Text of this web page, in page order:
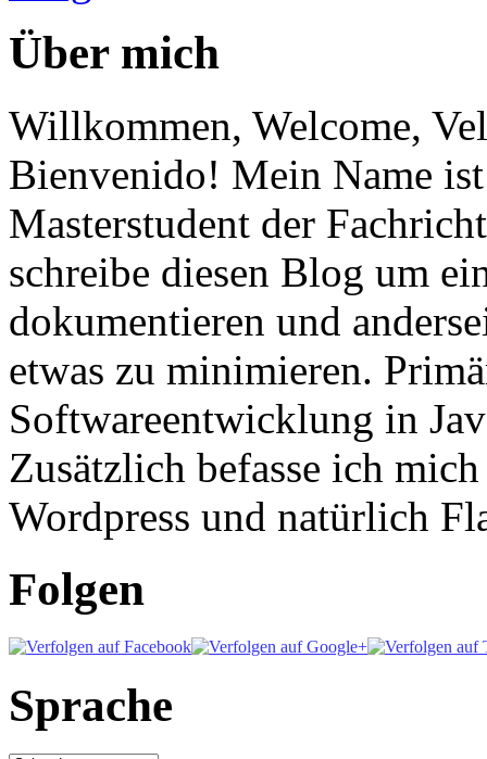
Über mich
Willkommen, Welcome,
Bienvenido! Mein Name
Masterstudent der
schreibe diesen Blog um
dokumentieren und
etwas zu minimieren.
Softwareentwicklung in
Zusätzlich befasse ich
Wordpress und natürlich
Folgen
Sprache